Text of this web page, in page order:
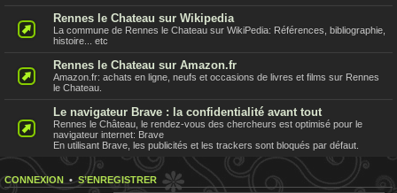
Rennes le Chateau sur Wikipedia
La commune de Rennes le Chateau sur WikiPedia: Références, bibliographie,
histoire... etc
Rennes le Chateau sur Amazon.fr
Amazon.fr: achats en ligne, neufs et occasions de livres et films sur Rennes
le Chateau.
Le navigateur Brave : la confidentialité avant tout
Rennes le Château, le rendez-vous des chercheurs est optimisé pour le
navigateur internet: Brave
En utilisant Brave, les publicités et les trackers sont bloqués par défaut.
CONNEXION •S’ENREGISTRER